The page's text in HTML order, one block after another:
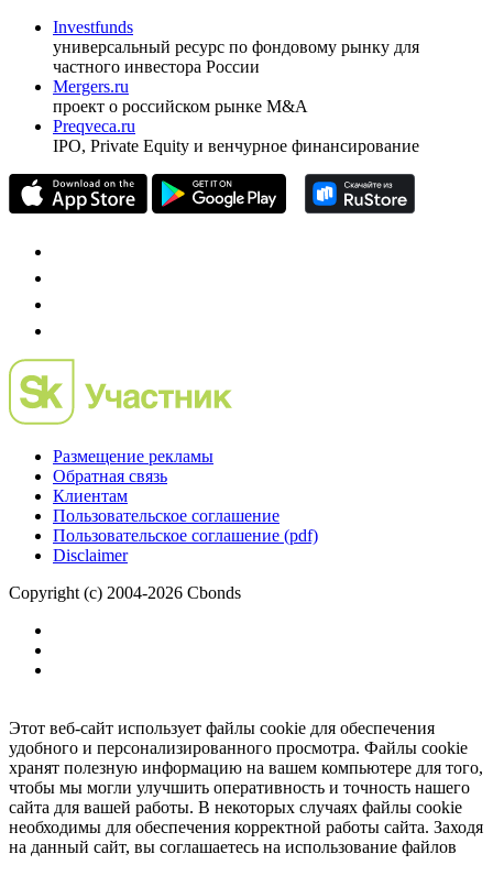
Investfunds
универсальный ресурс по фондовому рынку для
частного инвестора России
Mergers.ru
проект о российском рынке M&A
Preqveca.ru
IPO, Private Equity и венчурное финансирование
Размещение рекламы
Обратная связь
Клиентам
Пользовательское соглашение
Пользовательское соглашение (pdf)
Disclaimer
Copyright (c) 2004-2026 Cbonds
Этот веб-сайт использует файлы cookie для обеспечения
удобного и персонализированного просмотра. Файлы cookie
хранят полезную информацию на вашем компьютере для того,
чтобы мы могли улучшить оперативность и точность нашего
сайта для вашей работы. В некоторых случаях файлы cookie
необходимы для обеспечения корректной работы сайта. Заходя
на данный сайт, вы соглашаетесь на использование файлов